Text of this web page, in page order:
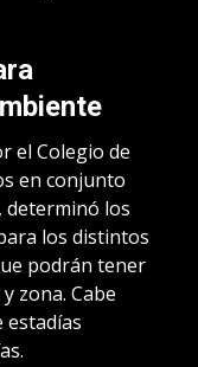
el Colegio de
en conjunto
determinó los
los distintos
podrán tener
zona. Cabe
estadías